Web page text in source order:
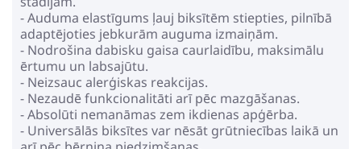
- Auduma elastīgums ļauj biksītēm stiepties, pilnībā
adaptējoties jebkurām auguma izmaiņām.
- Nodrošina dabisku gaisa caurlaidību, maksimālu
ērtumu un labsajūtu.
- Neizsauc alerģiskas reakcijas.
- Nezaudē funkcionalitāti arī pēc mazgāšanas.
- Absolūti nemanāmas zem ikdienas apģērba.
- Universālās biksītes var nēsāt grūtniecības laikā un